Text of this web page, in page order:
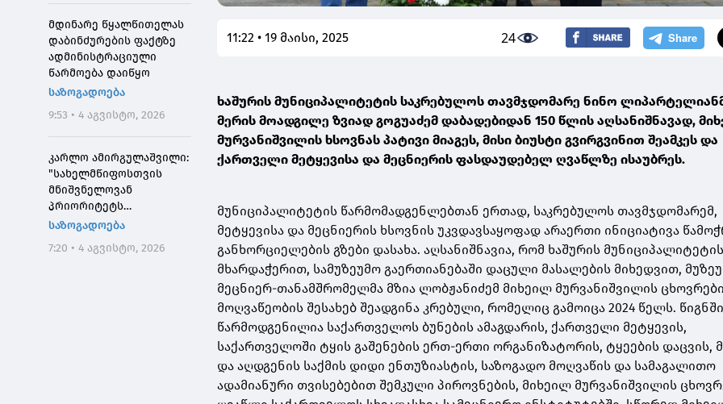
მდინარე წყალწითელას
დაბინძურების ფაქტზე
ადმინისტრაციული
წარმოება დაიწყო
საზოგადოება
9:53 • 4 აგვისტო, 2026
კარლო ამირგულაშვილი:
"სახელმწიფოსთვის
მნიშვნელოვან
პრიორიტეტს
საქართველოს ტყეების,
დეგრადირებული
საზოგადოება
7:20 • 4 აგვისტო, 2026
11:22 • 19 მაისი, 2025 24
ხაშურის მუნიციპალიტეტის საკრებულოს თავმჯდომარე ნინო
მერის მოადგილე ზვიად გოგუაძემ დაბადებიდან 150 წლის აღსანიშნავად,
მურვანიშვილის ხსოვნას პატივი მიაგეს, მისი ბიუსტი გვირგვინით შეამკეს და
ქართველი მეტყევისა და მეცნიერის ფასდაუდებელ ღვაწლზე ისაუბრეს.
მუნიციპალიტეტის წარმომადგენლებთან ერთად, საკრებულოს თავმჯდომარემ,
მეტყევისა და მეცნიერის ხსოვნის უკვდავსაყოფად არაერთი ინიციატივა
განხორციელების გზები დასახა. აღსანიშნავია, რომ ხაშურის მუნიციპალიტეტის
მხარდაჭერით, სამუზეუმო გაერთიანებაში დაცული მასალების მიხედვით,
მეცნიერ-თანამშრომელმა მზია ლობჟანიძემ მიხეილ მურვანიშვილის
მოღვაწეობის შესახებ შეადგინა კრებული, რომელიც გამოიცა 2024 წელს. წიგნში
წარმოდგენილია საქართველოს ბუნების ამაგდარის, ქართველი მეტყევის,
საქართველოში ტყის გაშენების ერთ-ერთი ორგანიზატორის, ტყეების დაცვის,
და აღდგენის საქმის დიდი ენთუზიასტის, საზოგადო მოღვაწის და სამაგალითო
ადამიანური თვისებებით შემკული პიროვნების, მიხეილ მურვანიშვილის